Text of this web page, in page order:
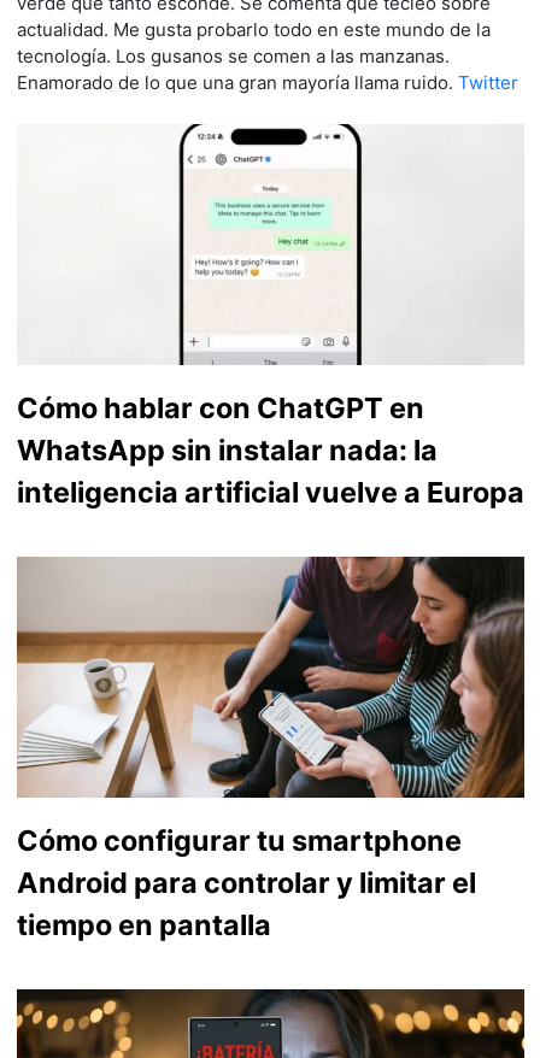
actualidad. Me gusta probarlo todo en este mundo de la
tecnología. Los gusanos se comen a las manzanas.
Enamorado de lo que una gran mayoría llama ruido. Twitter
Cómo hablar con ChatGPT en
WhatsApp sin instalar nada: la
inteligencia artificial vuelve a Europa
Cómo configurar tu smartphone
Android para controlar y limitar el
tiempo en pantalla